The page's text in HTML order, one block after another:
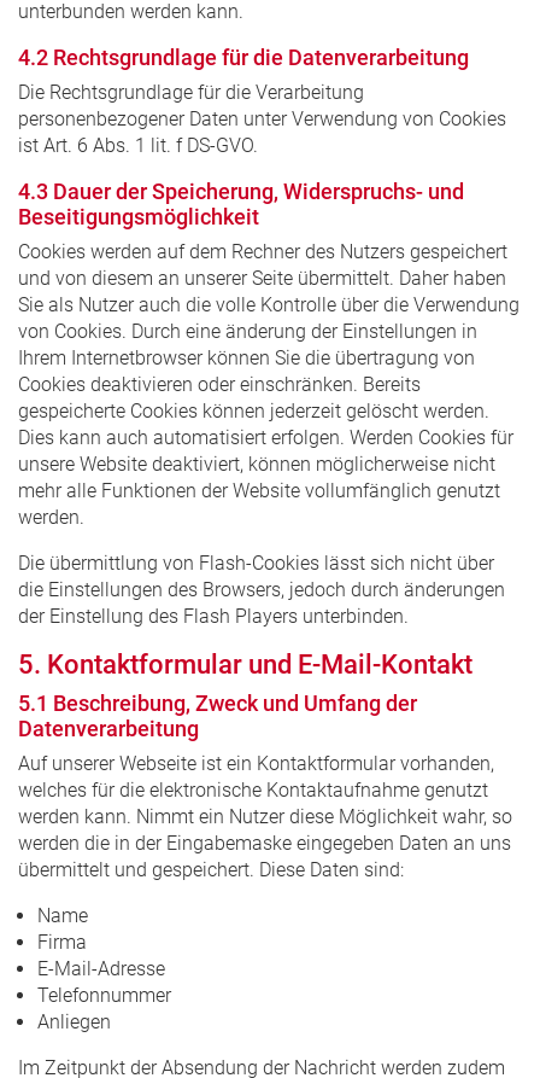
unterbunden werden kann.
4.2 Rechtsgrundlage für die Datenverarbeitung
Die Rechtsgrundlage für die Verarbeitung
personenbezogener Daten unter Verwendung von Cookies
ist Art. 6 Abs. 1 lit. f DS-GVO.
4.3 Dauer der Speicherung, Widerspruchs- und
Beseitigungsmöglichkeit
Cookies werden auf dem Rechner des Nutzers gespeichert
und von diesem an unserer Seite übermittelt. Daher haben
Sie als Nutzer auch die volle Kontrolle über die Verwendung
von Cookies. Durch eine änderung der Einstellungen in
Ihrem Internetbrowser können Sie die übertragung von
Cookies deaktivieren oder einschränken. Bereits
gespeicherte Cookies können jederzeit gelöscht werden.
Dies kann auch automatisiert erfolgen. Werden Cookies für
unsere Website deaktiviert, können möglicherweise nicht
mehr alle Funktionen der Website vollumfänglich genutzt
werden.
Die übermittlung von Flash-Cookies lässt sich nicht über
die Einstellungen des Browsers, jedoch durch änderungen
der Einstellung des Flash Players unterbinden.
5. Kontaktformular und E-Mail-Kontakt
5.1 Beschreibung, Zweck und Umfang der
Datenverarbeitung
Auf unserer Webseite ist ein Kontaktformular vorhanden,
welches für die elektronische Kontaktaufnahme genutzt
werden kann. Nimmt ein Nutzer diese Möglichkeit wahr, so
werden die in der Eingabemaske eingegeben Daten an uns
übermittelt und gespeichert. Diese Daten sind:
Name
Firma
E-Mail-Adresse
Telefonnummer
Anliegen
Im Zeitpunkt der Absendung der Nachricht werden zudem